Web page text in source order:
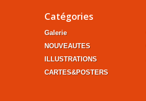
Catégories
Galerie
NOUVEAUTES
ILLUSTRATIONS
CARTES&POSTERS